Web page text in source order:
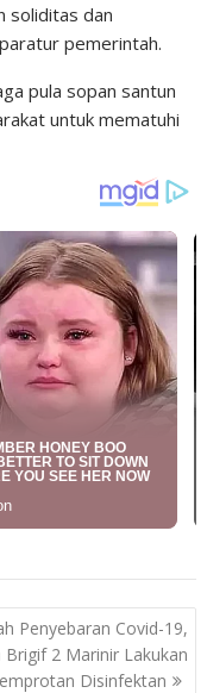
soliditas dan
pemerintah.
pula sopan santun
untuk mematuhi
Penyebaran Covid-19,
Brigif 2 Marinir Lakukan
Disinfektan